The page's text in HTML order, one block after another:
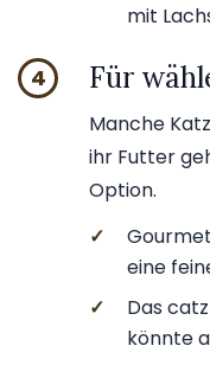
mit
4 Für
Manche
ihr Futter
Option.
✓
eine
✓
Das
könnte